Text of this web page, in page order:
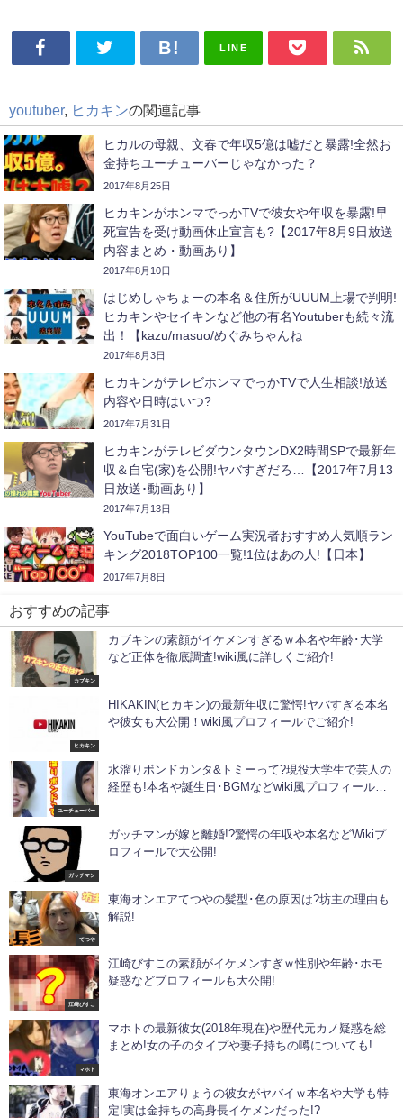
LINE
youtuber, ヒカキンの関連記事
ヒカルの母親、文春で年収5億は嘘だと暴露!全然お
金持ちユーチューバーじゃなかった？
2017年8月25日
ヒカキンがホンマでっかTVで彼女や年収を暴露!早
死宣告を受け動画休止宣言も?【2017年8月9日放送
内容まとめ・動画あり】
2017年8月10日
はじめしゃちょーの本名＆住所がUUUM上場で判明!
ヒカキンやセイキンなど他の有名Youtuberも続々流
出！【kazu/masuo/めぐみちゃんね
る/ABTVnetwork/ジェットダイス
ケ/sasakiasahi/PDS株式会社/瀬戸弘司など】
2017年8月3日
ヒカキンがテレビホンマでっかTVで人生相談!放送
内容や日時はいつ?
2017年7月31日
ヒカキンがテレビダウンタウンDX2時間SPで最新年
収＆自宅(家)を公開!ヤバすぎだろ…【2017年7月13
日放送･動画あり】
2017年7月13日
YouTubeで面白いゲーム実況者おすすめ人気順ラン
キング2018TOP100一覧!1位はあの人!【日本】
2017年7月8日
おすすめの記事
カブキン
カブキンの素顔がイケメンすぎるｗ本名や年齢･大学
など正体を徹底調査!wiki風に詳しくご紹介!
ヒカキン
HIKAKIN(ヒカキン)の最新年収に驚愕!ヤバすぎる本名
や彼女も大公開！wiki風プロフィールでご紹介!
ユーチューバー
水溜りボンドカンタ&トミーって?現役大学生で芸人の
経歴も!本名や誕生日･BGMなどwiki風プロフィールで
ガッチマン
ガッチマンが嫁と離婚!?驚愕の年収や本名などWikiプ
ロフィールで大公開!
てつや
東海オンエアてつやの髪型･色の原因は?坊主の理由も
解説!
江崎びすこ
江崎びすこの素顔がイケメンすぎｗ性別や年齢･ホモ
疑惑などプロフィールも大公開!
マホト
マホトの最新彼女(2018年現在)や歴代元カノ疑惑を総
まとめ!女の子のタイプや妻子持ちの噂についても!
東海オンエアりょうの彼女がヤバイｗ本名や大学も特
定!実は金持ちの高身長イケメンだった!?